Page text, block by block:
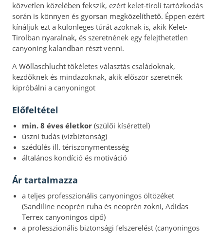
közvetlen közelében fekszik, ezért kelet-tiroli tartózkodás
során is könnyen és gyorsan megközelíthető. Éppen ezért
kínáljuk ezt a különleges túrát azoknak is, akik Kelet-
Tirolban nyaralnak, és szeretnének egy felejthetetlen
canyoning kalandban részt venni.
A Wöllaschlucht tökéletes választás családoknak,
kezdőknek és mindazoknak, akik először szeretnék
kipróbálni a canyoningot
Előfeltétel
min. 8 éves életkor (szülői kísérettel)
úszni tudás (vízbiztonság)
szédülés ill. tériszonymentesség
általános kondíció és motiváció
Ár tartalmazza
a teljes professzionális canyoningos öltözéket
(Sandiline neoprén ruha és neoprén zokni, Adidas
Terrex canyoningos cipő)
a professzionális biztonsági felszerelést (canyoningos